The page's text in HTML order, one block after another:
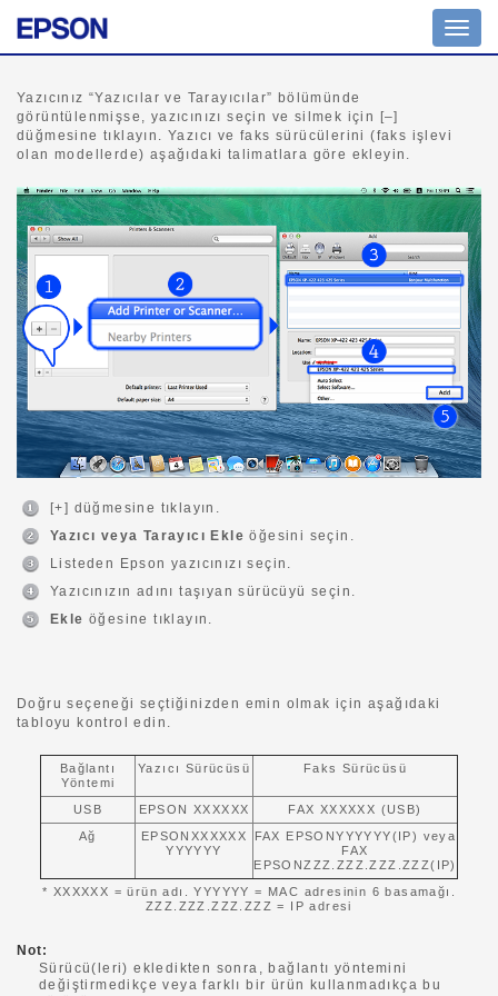
açın
Yazıcınız “Yazıcılar ve Tarayıcılar” bölümünde
görüntülenmişse, yazıcınızı seçin ve silmek için [–]
düğmesine tıklayın. Yazıcı ve faks sürücülerini (faks işlevi
olan modellerde) aşağıdaki talimatlara göre ekleyin.
[+] düğmesine tıklayın.
Yazıcı veya Tarayıcı Ekle öğesini seçin.
Listeden Epson yazıcınızı seçin.
Yazıcınızın adını taşıyan sürücüyü seçin.
Ekle öğesine tıklayın.
Doğru seçeneği seçtiğinizden emin olmak için aşağıdaki
tabloyu kontrol edin.
Bağlantı
Yöntemi
Yazıcı Sürücüsü Faks Sürücüsü
USB EPSON XXXXXX
FAX XXXXXX (USB)
Ağ
EPSONXXXXXX
YYYYYY
FAX EPSONYYYYYY(IP) veya
FAX
EPSONZZZ.ZZZ.ZZZ.ZZZ(IP)
* XXXXXX = ürün adı. YYYYYY = MAC adresinin 6 basamağı.
ZZZ.ZZZ.ZZZ.ZZZ = IP adresi
Not:
Sürücü(leri) ekledikten sonra, bağlantı yöntemini
değiştirmedikçe veya farklı bir ürün kullanmadıkça bu